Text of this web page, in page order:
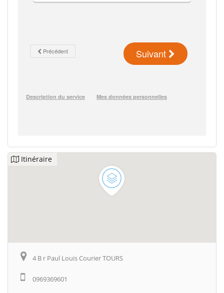
Itinéraire
4 B r Paul Louis Courier TOURS
0969369601